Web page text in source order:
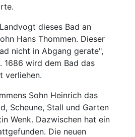
dieses Bad an
Hans Thommen. Dieser
nicht in Abgang gerate",
1686 wird dem Bad das
verliehen.
Sohn Heinrich das
Scheune, Stall und Garten
Wenk. Dazwischen hat ein
Die neuen